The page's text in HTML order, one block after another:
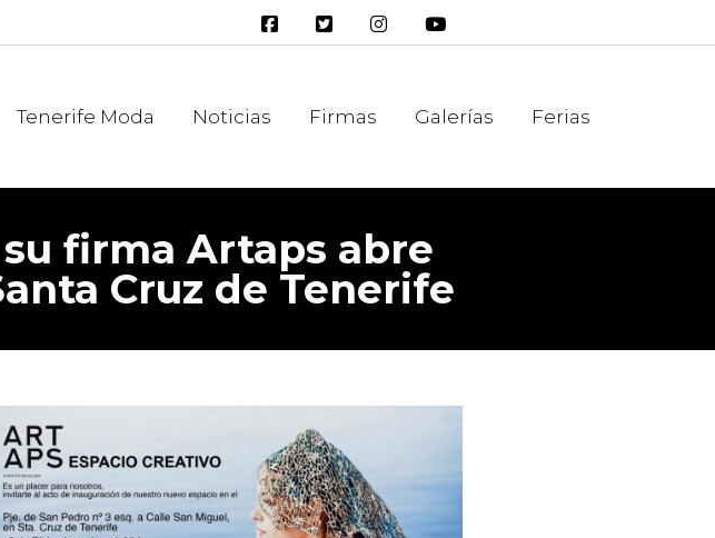
Tenerife Moda Noticias Firmas Galerías Ferias
firma Artaps abre
Cruz de Tenerife